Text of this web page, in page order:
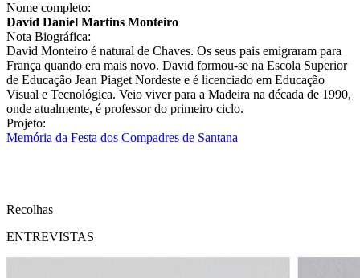
Nome completo:
David Daniel Martins Monteiro
Nota Biográfica:
David Monteiro é natural de Chaves. Os seus pais emigraram para
França quando era mais novo. David formou-se na Escola Superior
de Educação Jean Piaget Nordeste e é licenciado em Educação
Visual e Tecnológica. Veio viver para a Madeira na década de 1990,
onde atualmente, é professor do primeiro ciclo.
Projeto:
Memória da Festa dos Compadres de Santana
Recolhas
ENTREVISTAS